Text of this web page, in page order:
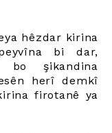
hêzdar kirina
bi dar,
şikandina
herî demkî
firotanê ya